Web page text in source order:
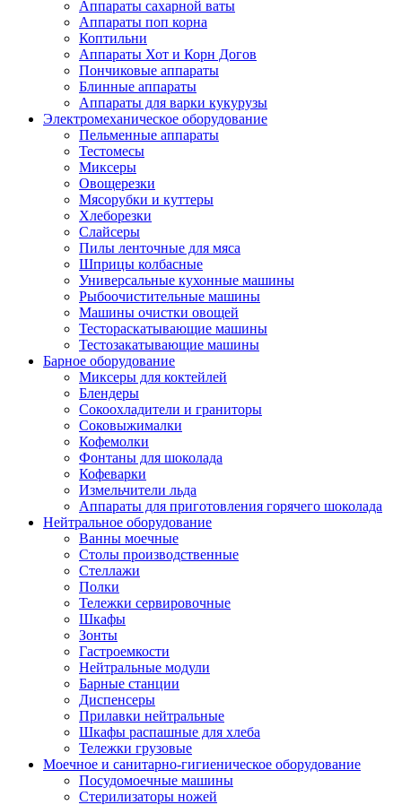
Аппараты сахарной ваты
Аппараты поп корна
Коптильни
Аппараты Хот и Корн Догов
Пончиковые аппараты
Блинные аппараты
Аппараты для варки кукурузы
Электромеханическое оборудование
Пельменные аппараты
Тестомесы
Миксеры
Овощерезки
Мясорубки и куттеры
Хлеборезки
Слайсеры
Пилы ленточные для мяса
Шприцы колбасные
Универсальные кухонные машины
Рыбоочистительные машины
Машины очистки овощей
Тестораскатывающие машины
Тестозакатывающие машины
Барное оборудование
Миксеры для коктейлей
Блендеры
Сокоохладители и граниторы
Соковыжималки
Кофемолки
Фонтаны для шоколада
Кофеварки
Измельчители льда
Аппараты для приготовления горячего шоколада
Нейтральное оборудование
Ванны моечные
Столы производственные
Стеллажи
Полки
Тележки сервировочные
Шкафы
Зонты
Гастроемкости
Нейтральные модули
Барные станции
Диспенсеры
Прилавки нейтральные
Шкафы распашные для хлеба
Тележки грузовые
Моечное и санитарно-гигиеническое оборудование
Посудомоечные машины
Стерилизаторы ножей